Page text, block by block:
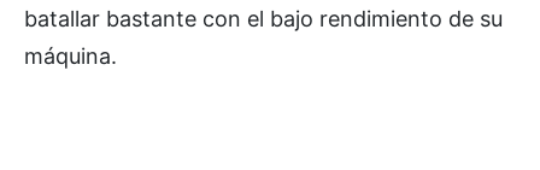
batallar bastante con el bajo rendimiento de su
máquina.